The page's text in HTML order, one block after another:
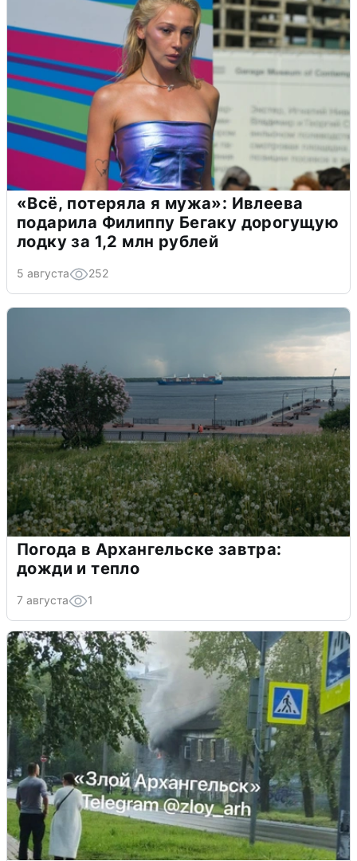
«Всё, потеряла я мужа»: Ивлеева
подарила Филиппу Бегаку дорогущую
лодку за 1,2 млн рублей
5 августа 252
Погода в Архангельске завтра:
дожди и тепло
7 августа 1